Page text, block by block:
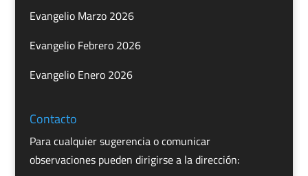
Evangelio Marzo 2026
Evangelio Febrero 2026
Evangelio Enero 2026
Contacto
Para cualquier sugerencia o comunicar
observaciones pueden dirigirse a la dirección: